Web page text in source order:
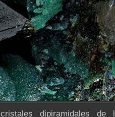
dipiramidales de